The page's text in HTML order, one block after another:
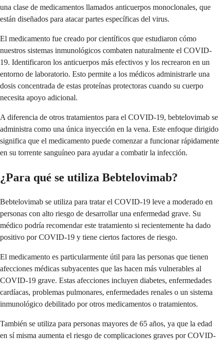
una clase de medicamentos llamados anticuerpos monoclonales, que
están diseñados para atacar partes específicas del virus.
El medicamento fue creado por científicos que estudiaron cómo
nuestros sistemas inmunológicos combaten naturalmente el COVID-
19. Identificaron los anticuerpos más efectivos y los recrearon en un
entorno de laboratorio. Esto permite a los médicos administrarle una
dosis concentrada de estas proteínas protectoras cuando su cuerpo
necesita apoyo adicional.
A diferencia de otros tratamientos para el COVID-19, bebtelovimab se
administra como una única inyección en la vena. Este enfoque dirigido
significa que el medicamento puede comenzar a funcionar rápidamente
en su torrente sanguíneo para ayudar a combatir la infección.
¿Para qué se utiliza Bebtelovimab?
Bebtelovimab se utiliza para tratar el COVID-19 leve a moderado en
personas con alto riesgo de desarrollar una enfermedad grave. Su
médico podría recomendar este tratamiento si recientemente ha dado
positivo por COVID-19 y tiene ciertos factores de riesgo.
El medicamento es particularmente útil para las personas que tienen
afecciones médicas subyacentes que las hacen más vulnerables al
COVID-19 grave. Estas afecciones incluyen diabetes, enfermedades
cardíacas, problemas pulmonares, enfermedades renales o un sistema
inmunológico debilitado por otros medicamentos o tratamientos.
También se utiliza para personas mayores de 65 años, ya que la edad
en sí misma aumenta el riesgo de complicaciones graves por COVID-